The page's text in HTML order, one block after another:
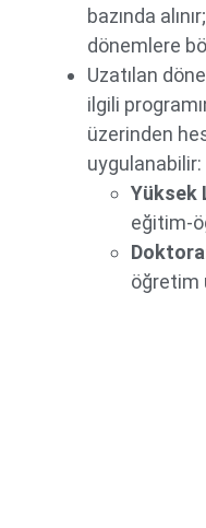
bazında
dönemlere
Uzatılan
ilgili
üzerinden
uygulanabilir:
Yüksek
eğitim-
öğretim